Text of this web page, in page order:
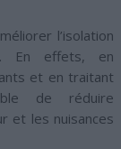
l’isolation
En effets, en
et en traitant
de réduire
et les nuisances